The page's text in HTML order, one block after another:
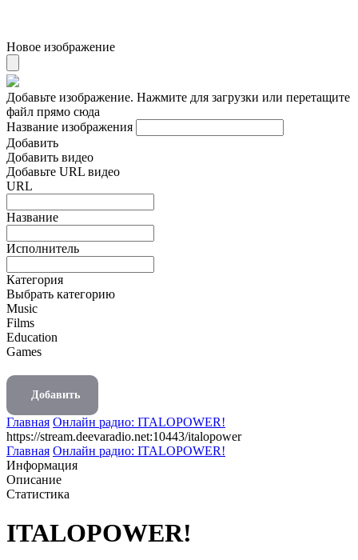
Новое изображение
Добавьте изображение. Нажмите для загрузки или перетащите
файл прямо сюда
Название изображения
Добавить
Добавить видео
Добавьте URL видео
URL
Название
Исполнитель
Категория
Выбрать категорию
Music
Films
Education
Games
Добавить
Главная Онлайн радио: ITALOPOWER!
https://stream.deevaradio.net:10443/italopower
Главная Онлайн радио: ITALOPOWER!
Информация
Описание
Статистика
ITALOPOWER!